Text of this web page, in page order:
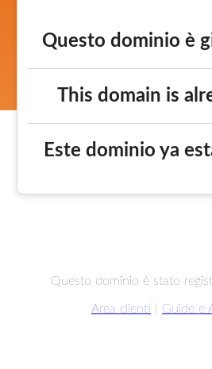
Questo dominio è
This domain is
Este dominio ya
Questo dominio è stato
Area clienti Guide e